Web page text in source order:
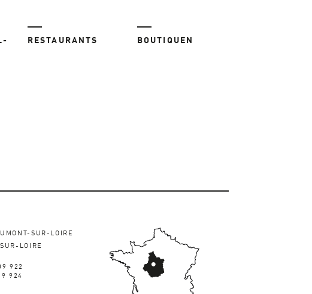
RESTAURANTS BOUTIQUEN
SUR-LOIRE
LOIRE
922
924